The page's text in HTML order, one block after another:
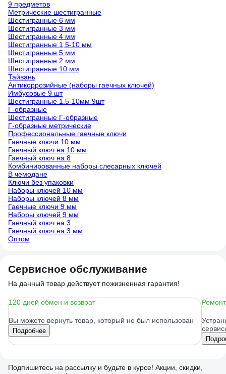
9 предметов
Метрические шестигранные
Шестигранные 6 мм
Шестигранные 3 мм
Шестигранные 4 мм
Шестигранные 1,5-10 мм
Шестигранные 5 мм
Шестигранные 2 мм
Шестигранные 10 мм
Тайвань
Антикоррозийные (наборы гаечных ключей)
Имбусовые 9 шт
Шестигранные 1.5-10мм 9шт
Г-образные
Шестигранные Г-образные
Г-образные метрические
Профессиональные гаечные ключи
Гаечные ключи 10 мм
Гаечный ключ на 10 мм
Гаечный ключ на 8
Комбинированные наборы слесарных ключей
В чемодане
Ключи без упаковки
Наборы ключей 10 мм
Наборы ключей 8 мм
Гаечные ключи 9 мм
Наборы ключей 9 мм
Гаечный ключ на 3
Гаечный ключ на 3 мм
Оптом
Сервисное обслуживание
На данный товар действует пожизненная гарантия!
120 дней обмен и возврат
Вы можете вернуть товар, который не был использован
Подробнее
Подпишитесь на рассылку и будьте в курсе! Акции, скидки,